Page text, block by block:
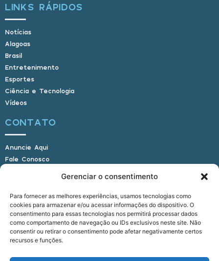
Gerenciar o consentimento
Para fornecer as melhores experiências, usamos tecnologias como
cookies para armazenar e/ou acessar informações do dispositivo. O
consentimento para essas tecnologias nos permitirá processar dados
como comportamento de navegação ou IDs exclusivos neste site. Não
consentir ou retirar o consentimento pode afetar negativamente certos
recursos e funções.
LINKS RÁPIDOS
Notícias
Alagoas
Brasil
Entretenimento
Esportes
Ciência e Tecnologia
Vídeos
CONTATO
Anuncie Aqui
Fale Conosco
E-mail: alagoasbrasilnoticias@gmail.com
Telefone: (82) 9 9691-0391 (Whatsapp)
Responsável Técnico: Crysthyan Carlos
Rua do Sau - Centro - Anadia - AL - CEP: